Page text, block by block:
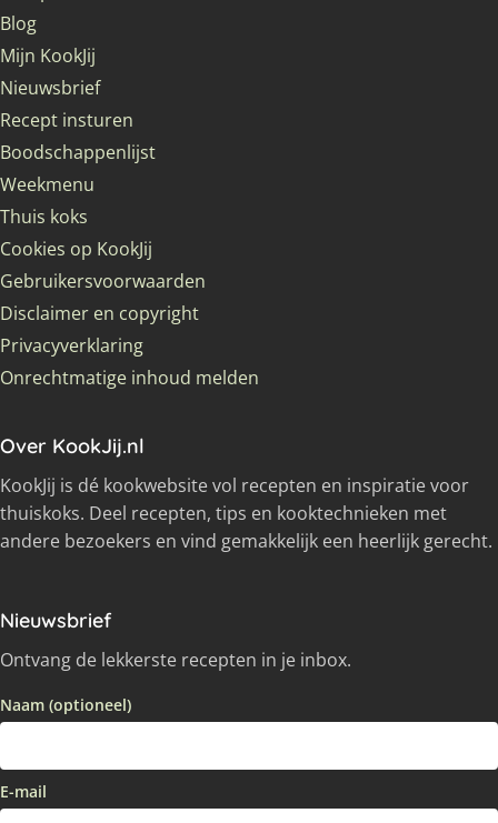
Blog
Mijn KookJij
Nieuwsbrief
Recept insturen
Boodschappenlijst
Weekmenu
Thuis koks
Cookies op KookJij
Gebruikersvoorwaarden
Disclaimer en copyright
Privacyverklaring
Onrechtmatige inhoud melden
Over KookJij.nl
KookJij is dé kookwebsite vol recepten en inspiratie voor
thuiskoks. Deel recepten, tips en kooktechnieken met
andere bezoekers en vind gemakkelijk een heerlijk gerecht.
Nieuwsbrief
Ontvang de lekkerste recepten in je inbox.
Naam (optioneel)
E-mail